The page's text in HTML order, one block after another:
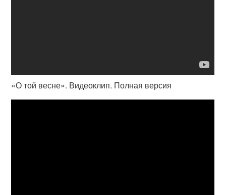
«О той весне». Видеоклип. Полная версия